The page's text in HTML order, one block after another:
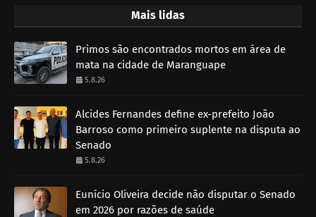
Mais lidas
Primos são encontrados mortos em área de
mata na cidade de Maranguape
5.8.26
Alcides Fernandes define ex-prefeito João
Barroso como primeiro suplente na disputa ao
Senado
5.8.26
Eunício Oliveira decide não disputar o Senado
em 2026 por razões de saúde